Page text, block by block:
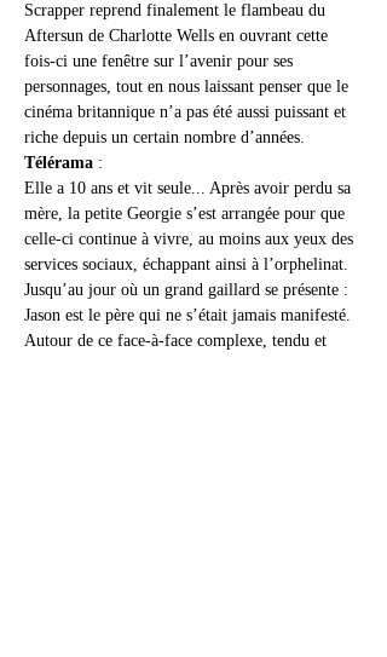
Scrapper reprend finalement le flambeau du
Aftersun de Charlotte Wells en ouvrant cette
fois-ci une fenêtre sur l’avenir pour ses
personnages, tout en nous laissant penser que le
cinéma britannique n’a pas été aussi puissant et
riche depuis un certain nombre d’années.
Télérama :
Elle a 10 ans et vit seule... Après avoir perdu sa
mère, la petite Georgie s’est arrangée pour que
celle-ci continue à vivre, au moins aux yeux des
services sociaux, échappant ainsi à l’orphelinat.
Jusqu’au jour où un grand gaillard se présente :
Jason est le père qui ne s’était jamais manifesté.
Autour de ce face-à-face complexe, tendu et